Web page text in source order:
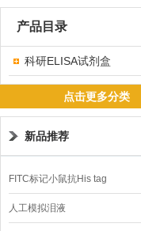
产品目录
科研ELISA试剂盒
点击更多分类
新品推荐
FITC标记小鼠抗His tag
人工模拟泪液